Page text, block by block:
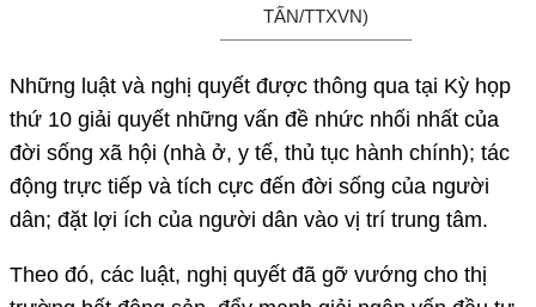
TẤN/TTXVN)
Những luật và nghị quyết được thông qua tại Kỳ họp
thứ 10 giải quyết những vấn đề nhức nhối nhất của
đời sống xã hội (nhà ở, y tế, thủ tục hành chính); tác
động trực tiếp và tích cực đến đời sống của người
dân; đặt lợi ích của người dân vào vị trí trung tâm.
Theo đó, các luật, nghị quyết đã gỡ vướng cho thị